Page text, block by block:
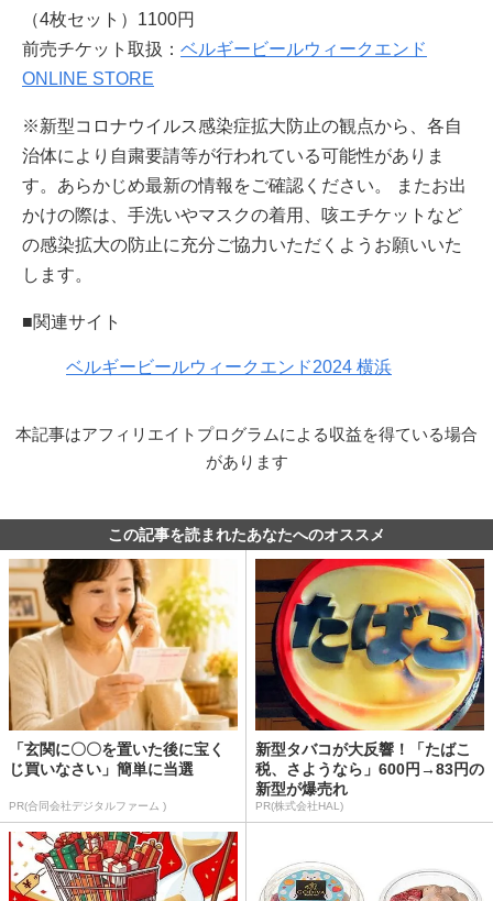
（4枚セット）1100円
前売チケット取扱： ベルギービールウィークエンド
ONLINE STORE
※新型コロナウイルス感染症拡大防止の観点から、各自
治体により自粛要請等が行われている可能性がありま
す。あらかじめ最新の情報をご確認ください。 またお出
かけの際は、手洗いやマスクの着用、咳エチケットなど
の感染拡大の防止に充分ご協力いただくようお願いいた
します。
■関連サイト
ベルギービールウィークエンド2024 横浜
本記事はアフィリエイトプログラムによる収益を得ている場合
があります
この記事を読まれたあなたへのオススメ
「玄関に〇〇を置いた後に宝く
じ買いなさい」簡単に当選
PR(合同会社デジタルファーム )
新型タバコが大反響！「たばこ
税、さようなら」600円→83円の
新型が爆売れ
PR(株式会社HAL)